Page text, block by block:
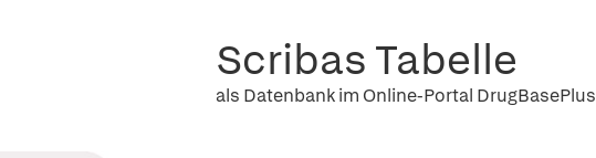
Scribas Tabelle
als Datenbank im Online-Portal DrugBasePlus